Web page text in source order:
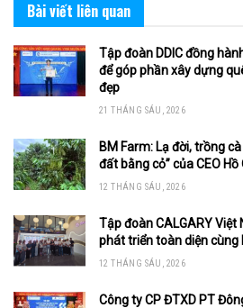
Bài viết liên quan
Tập đoàn DDIC đồng
để góp phần xây dựng
đẹp
21 THÁNG SÁU, 2026
BM Farm: Lạ đời, trồng
đất bằng cỏ” của CEO
12 THÁNG SÁU, 2026
Tập đoàn CALGARY
phát triển toàn diện cùng
12 THÁNG SÁU, 2026
Công ty CP ĐTXD PT